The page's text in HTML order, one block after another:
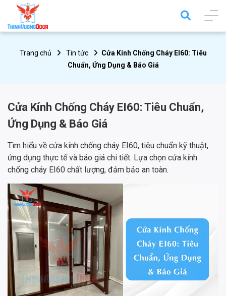
Trang chủ Tin tức
Cửa Kính Chống Cháy EI60: Tiêu
Chuẩn, Ứng Dụng & Báo Giá
Cửa Kính Chống Cháy EI60: Tiêu Chuẩn,
Ứng Dụng & Báo Giá
Tìm hiểu về cửa kính chống cháy EI60, tiêu chuẩn kỹ thuật,
ứng dụng thực tế và báo giá chi tiết. Lựa chọn cửa kính
chống cháy EI60 chất lượng, đảm bảo an toàn.